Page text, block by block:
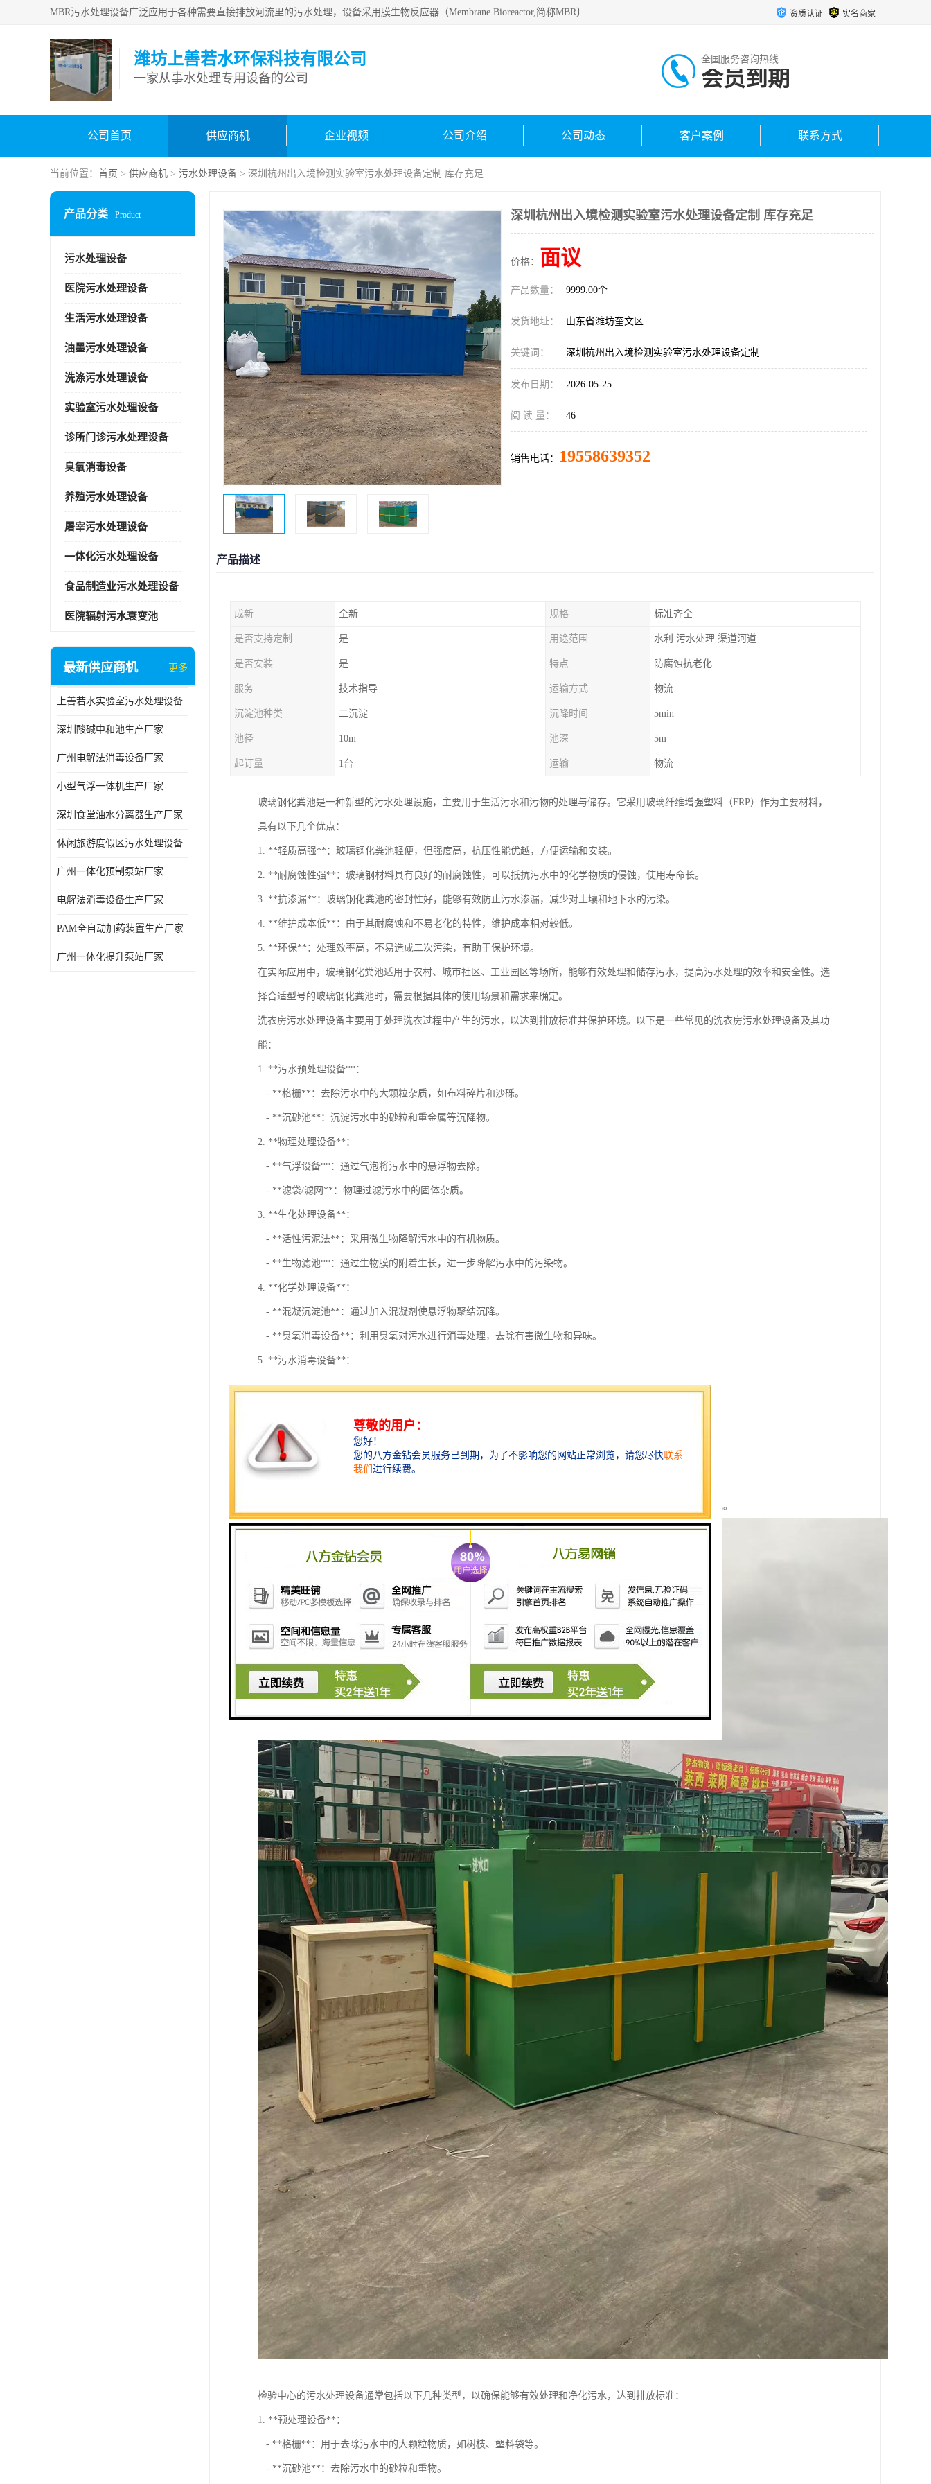
MBR污水处理设备广泛应用于各种需要直接排放河流里的污水处理，设备采用膜生物反应器（Membrane Bioreactor,简称MBR〕技术，取代了传统工艺中的二沉池，它可以*地进行固液分离，得到直接使用的稳定中水，又可在生物池内维持高浓度的微生物量，工艺剩余污泥少，极有效地去除氨氮，出水悬浮物和浊度接近于零，出水中细菌和病毒被大幅度去除，能耗低，占地面积小。 资质认证 实名商家
潍坊上善若水环保科技有限公司
一家从事水处理专用设备的公司
全国服务咨询热线:
会员到期
公司首页 供应商机 企业视频 公司介绍 公司动态 客户案例 联系方式
当前位置： 首页 > 供应商机 > 污水处理设备 > 深圳杭州出入境检测实验室污水处理设备定制 库存充足
产品分类 Product
污水处理设备
医院污水处理设备
生活污水处理设备
油墨污水处理设备
洗涤污水处理设备
实验室污水处理设备
诊所门诊污水处理设备
臭氧消毒设备
养殖污水处理设备
屠宰污水处理设备
一体化污水处理设备
食品制造业污水处理设备
医院辐射污水衰变池
最新供应商机 更多
上善若水实验室污水处理设备
深圳酸碱中和池生产厂家
广州电解法消毒设备厂家
小型气浮一体机生产厂家
深圳食堂油水分离器生产厂家
休闲旅游度假区污水处理设备
广州一体化预制泵站厂家
电解法消毒设备生产厂家
PAM全自动加药装置生产厂家
广州一体化提升泵站厂家
深圳杭州出入境检测实验室污水处理设备定制 库存充足
价格： 面议
产品数量： 9999.00个
发货地址： 山东省潍坊奎文区
关键词： 深圳杭州出入境检测实验室污水处理设备定制
发布日期： 2026-05-25
阅 读 量： 46
销售电话： 19558639352
产品描述
成新 全新 规格 标准齐全
是否支持定制 是 用途范围 水利 污水处理 渠道河道
是否安装 是 特点 防腐蚀抗老化
服务 技术指导 运输方式 物流
沉淀池种类 二沉淀 沉降时间 5min
池径 10m 池深 5m
起订量 1台 运输 物流
玻璃钢化粪池是一种新型的污水处理设施，主要用于生活污水和污物的处理与储存。它采用玻璃纤维增强塑料（FRP）作为主要材料，
具有以下几个优点：
1. **轻质高强**：玻璃钢化粪池轻便，但强度高，抗压性能优越，方便运输和安装。
2. **耐腐蚀性强**：玻璃钢材料具有良好的耐腐蚀性，可以抵抗污水中的化学物质的侵蚀，使用寿命长。
3. **抗渗漏**：玻璃钢化粪池的密封性好，能够有效防止污水渗漏，减少对土壤和地下水的污染。
4. **维护成本低**：由于其耐腐蚀和不易老化的特性，维护成本相对较低。
5. **环保**：处理效率高，不易造成二次污染，有助于保护环境。
在实际应用中，玻璃钢化粪池适用于农村、城市社区、工业园区等场所，能够有效处理和储存污水，提高污水处理的效率和安全性。选
择合适型号的玻璃钢化粪池时，需要根据具体的使用场景和需求来确定。
洗衣房污水处理设备主要用于处理洗衣过程中产生的污水，以达到排放标准并保护环境。以下是一些常见的洗衣房污水处理设备及其功
能：
1. **污水预处理设备**：
- **格栅**：去除污水中的大颗粒杂质，如布料碎片和沙砾。
- **沉砂池**：沉淀污水中的砂粒和重金属等沉降物。
2. **物理处理设备**：
- **气浮设备**：通过气泡将污水中的悬浮物去除。
- **滤袋/滤网**：物理过滤污水中的固体杂质。
3. **生化处理设备**：
- **活性污泥法**：采用微生物降解污水中的有机物质。
- **生物滤池**：通过生物膜的附着生长，进一步降解污水中的污染物。
4. **化学处理设备**：
- **混凝沉淀池**：通过加入混凝剂使悬浮物聚结沉降。
- **臭氧消毒设备**：利用臭氧对污水进行消毒处理，去除有害微生物和异味。
5. **污水消毒设备**：
- **紫外线消毒设备**：通过紫外线照射消灭水中的病菌。
6. **污泥处理设备**：
- **污泥脱水机**：将处理过程中产生的污泥进行脱水，减少体积。
选择洗衣房污水处理设备时，需要根据实际的污水水质和处理要求进行合理配置，同时要符合当地的环保法规。
检验中心的污水处理设备通常包括以下几种类型，以确保能够有效处理和净化污水，达到排放标准：
1. **预处理设备**：
- **格栅**：用于去除污水中的大颗粒物质，如树枝、塑料袋等。
- **沉砂池**：去除污水中的砂粒和重物。